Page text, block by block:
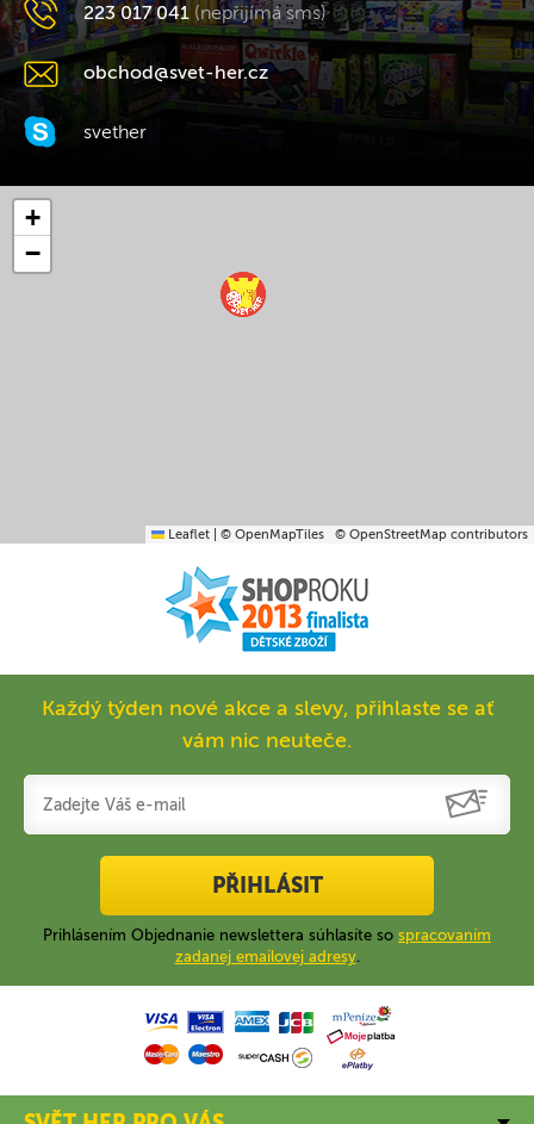
223 017 041 (nepřijímá sms)
obchod@svet-her.cz
svether
+
−
Leaflet © OpenMapTiles © OpenStreetMap contributors
Každý týden nové akce a slevy, přihlaste se ať
vám nic neuteče.
PŘIHLÁSIT
Prihlásením Objednanie newslettera súhlasíte so spracovaním
zadanej emailovej adresy.